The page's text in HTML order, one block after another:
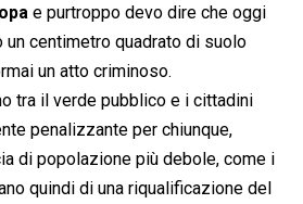
e purtroppo devo dire che oggi
un centimetro quadrato di suolo
un atto criminoso.
tra il verde pubblico e i cittadini
penalizzante per chiunque,
di popolazione più debole, come i
quindi di una riqualificazione del